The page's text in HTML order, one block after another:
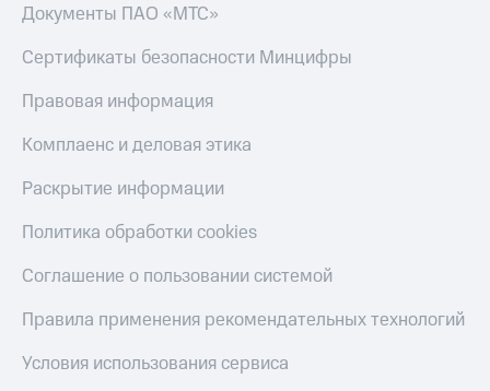
Документы ПАО «МТС»
Сертификаты безопасности Минцифры
Правовая информация
Комплаенс и деловая этика
Раскрытие информации
Политика обработки cookies
Соглашение о пользовании системой
Правила применения рекомендательных технологий
Условия использования сервиса